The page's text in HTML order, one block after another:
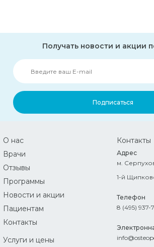
Получать новости и акции
Подписаться
О нас
Врачи
Отзывы
Программы
Новости и акции
Пациентам
Контакты
Услуги и цены
Контакты
Адрес
м.
1-й
Телефон
8 (495) 937-